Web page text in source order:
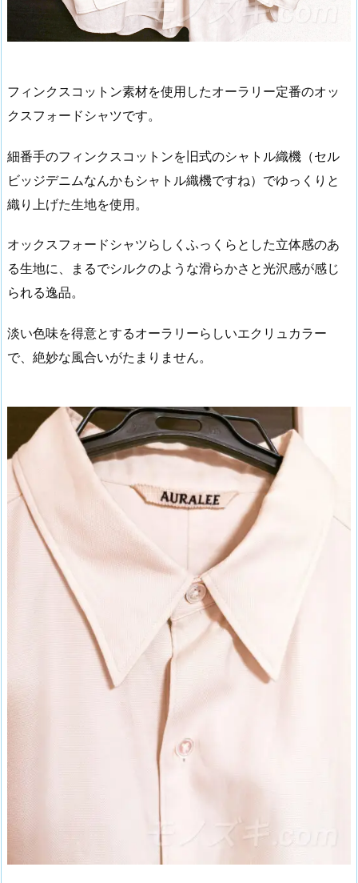
フィンクスコットン素材を使用したオーラリー定番のオッ
クスフォードシャツです。
細番手のフィンクスコットンを旧式のシャトル織機（セル
ビッジデニムなんかもシャトル織機ですね）でゆっくりと
織り上げた生地を使用。
オックスフォードシャツらしくふっくらとした立体感のあ
る生地に、まるでシルクのような滑らかさと光沢感が感じ
られる逸品。
淡い色味を得意とするオーラリーらしいエクリュカラー
で、絶妙な風合いがたまりません。